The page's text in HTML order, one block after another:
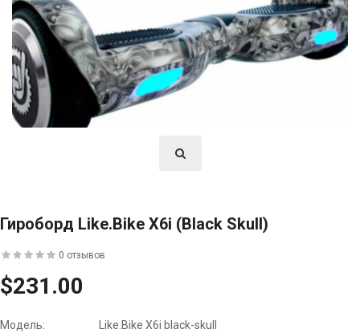
Гироборд Like.Bike X6i (black Skull)
0 отзывов
$231.00
Модель:
Like.Bike X6i black-skull